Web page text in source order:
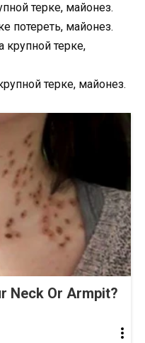
терке, майонез.
потереть, майонез.
крупной терке,
терке, майонез.
Neck Or Armpit?